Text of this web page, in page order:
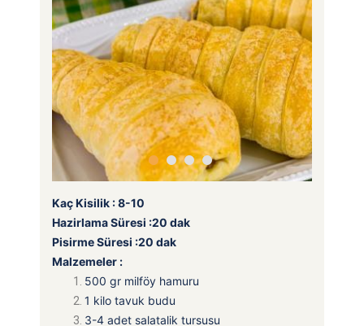
Kaç Kisilik : 8-10
Hazirlama Süresi :20 dak
Pisirme Süresi :20 dak
Malzemeler :
500 gr milföy hamuru
1 kilo tavuk budu
3-4 adet salatalik tursusu